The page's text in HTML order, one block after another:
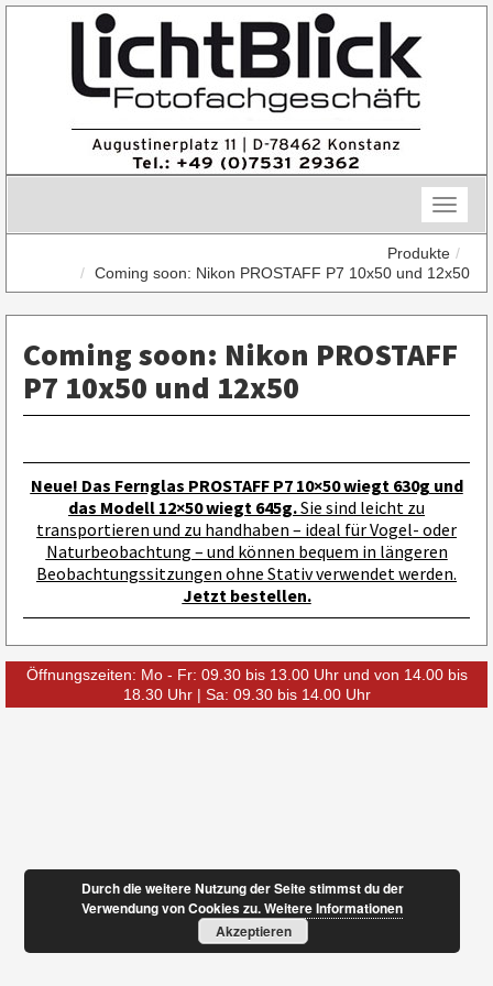
Toggle
Produkte
Coming soon: Nikon PROSTAFF P7 10x50 und 12x50
Coming soon: Nikon PROSTAFF
P7 10x50 und 12x50
Neue! Das Fernglas PROSTAFF P7 10×50 wiegt 630g und
das Modell 12×50 wiegt 645g.Sie sind leicht zu
transportieren und zu handhaben – ideal für Vogel- oder
Naturbeobachtung – und können bequem in längeren
Beobachtungssitzungen ohne Stativ verwendet werden.
Jetzt bestellen.
Öffnungszeiten: Mo - Fr: 09.30 bis 13.00 Uhr und von 14.00 bis
18.30 Uhr | Sa: 09.30 bis 14.00 Uhr
Durch die weitere Nutzung der Seite stimmst du der
Verwendung von Cookies zu.Weitere Informationen
Akzeptieren